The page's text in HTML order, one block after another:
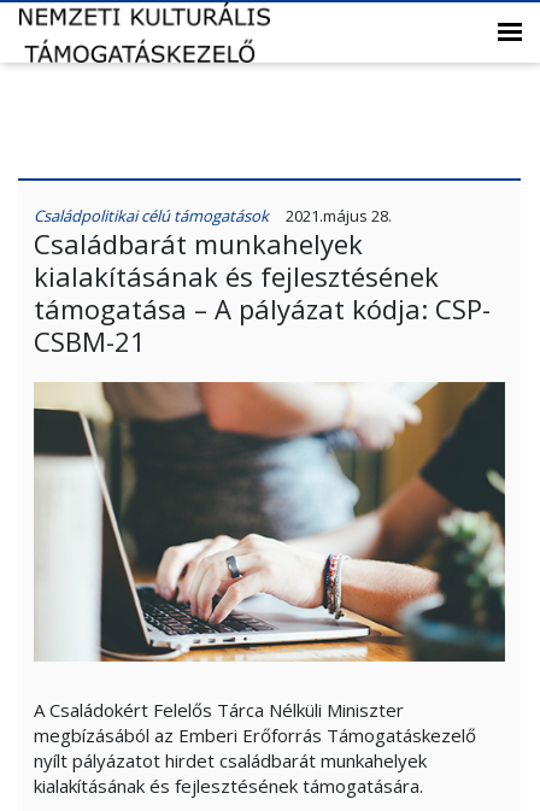
Családpolitikai célú támogatások 2021.május 28.
Családbarát munkahelyek
kialakításának és fejlesztésének
támogatása – A pályázat kódja: CSP-
CSBM-21
A Családokért Felelős Tárca Nélküli Miniszter
megbízásából az Emberi Erőforrás Támogatáskezelő
nyílt pályázatot hirdet családbarát munkahelyek
kialakításának és fejlesztésének támogatására.